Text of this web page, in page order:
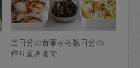
当日分の食事から数日分の
作り置きまで